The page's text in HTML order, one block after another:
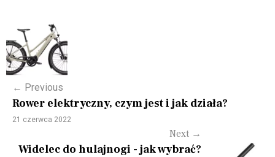
o
s
n
← Previous
Rower elektryczny, czym jest i jak działa?
21 czerwca 2022
Next →
Widelec do hulajnogi - jak wybrać?